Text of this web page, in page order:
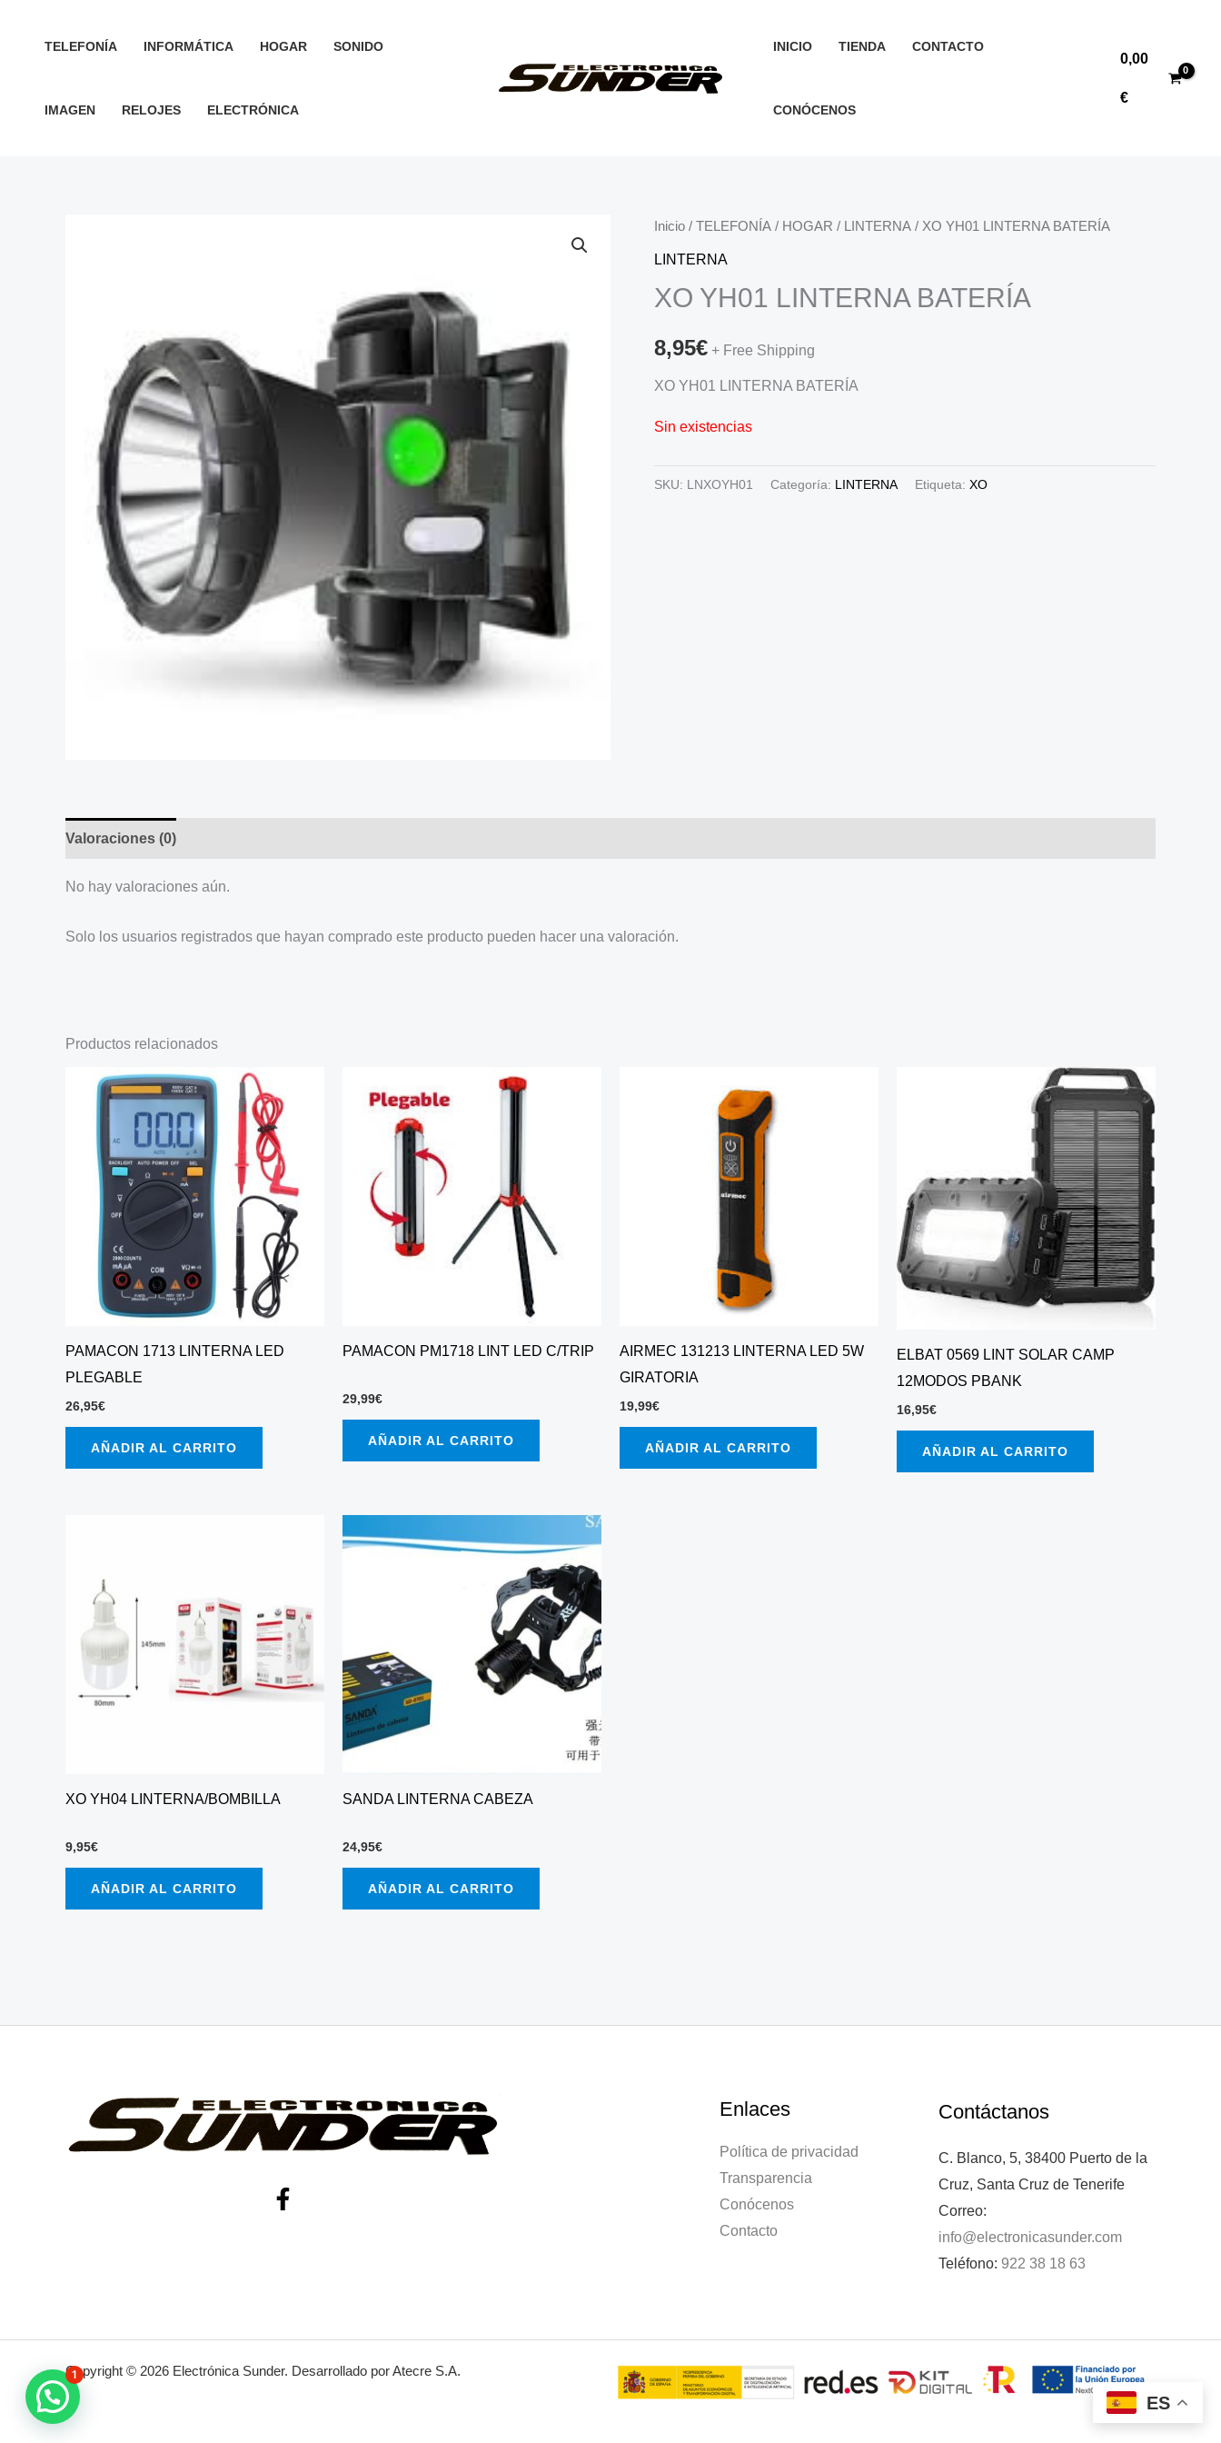
TELEFONÍA INFORMÁTICA HOGAR SONIDO
IMAGEN RELOJES ELECTRÓNICA
INICIO TIENDA CONTACTO
CONÓCENOS
0,00
€
Inicio / TELEFONÍA / HOGAR / LINTERNA / XO YH01 LINTERNA BATERÍA
LINTERNA
XO YH01 LINTERNA BATERÍA
8,95€ + Free Shipping
XO YH01 LINTERNA BATERÍA
Sin existencias
SKU: LNXOYH01 Categoría: LINTERNA Etiqueta: XO
Valoraciones (0)
No hay valoraciones aún.
Solo los usuarios registrados que hayan comprado este producto pueden hacer una valoración.
Productos relacionados
PAMACON 1713 LINTERNA LED
PLEGABLE
26,95€
AÑADIR AL CARRITO
PAMACON PM1718 LINT LED C/TRIP
29,99€
AÑADIR AL CARRITO
AIRMEC 131213 LINTERNA LED 5W
GIRATORIA
19,99€
AÑADIR AL CARRITO
ELBAT 0569 LINT SOLAR CAMP
12MODOS PBANK
16,95€
AÑADIR AL CARRITO
XO YH04 LINTERNA/BOMBILLA
9,95€
AÑADIR AL CARRITO
SANDA LINTERNA CABEZA
24,95€
AÑADIR AL CARRITO
Enlaces
Política de privacidad
Transparencia
Conócenos
Contacto
Contáctanos
C. Blanco, 5, 38400 Puerto de la
Cruz, Santa Cruz de Tenerife
Correo:
info@electronicasunder.com
Teléfono: 922 38 18 63
Copyright © 2026 Electrónica Sunder. Desarrollado por Atecre S.A.
ES
1